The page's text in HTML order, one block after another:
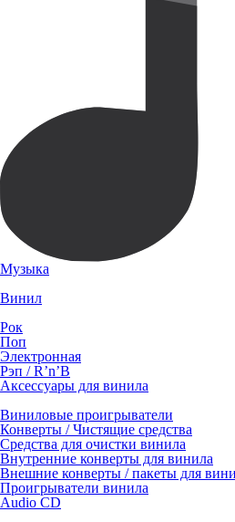
Музыка
Винил
Рок
Поп
Электронная
Рэп / R’n’B
Аксессуары для винила
Виниловые проигрыватели
Конверты / Чистящие средства
Средства для очистки винила
Внутренние конверты для винила
Внешние конверты / пакеты для
Проигрыватели винила
Audio CD